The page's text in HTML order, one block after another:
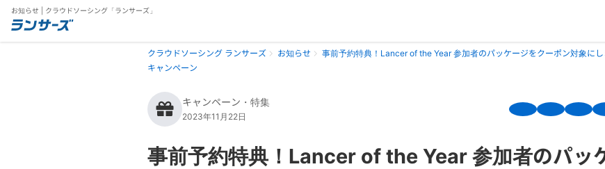
お知らせ | クラウドソーシング「ランサーズ」
クラウドソーシング ランサーズ お知らせ
事前予約特典！Lancer of the Year 参加者のパッケージをクーポン対象に
キャンペーン
キャンペーン・特集
2023年11月22日
事前予約特典！Lancer of the Year 参加者のパッ